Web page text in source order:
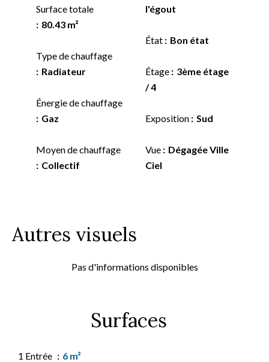
Surface totale
80.43 m²
Type de chauffage
Radiateur
Énergie de chauffage
Gaz
Moyen de chauffage
Collectif
l'égout
État Bon état
Étage
3ème étage
/ 4
Exposition Sud
Vue
Dégagée Ville
Ciel
Autres visuels
Pas d'informations disponibles
Surfaces
1 Entrée 6 m²